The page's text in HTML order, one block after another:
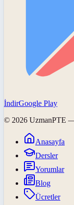
İndirGoogle Play
© 2026 UzmanPTE —
Anasayfa
Dersler
Yorumlar
Blog
Ücretler